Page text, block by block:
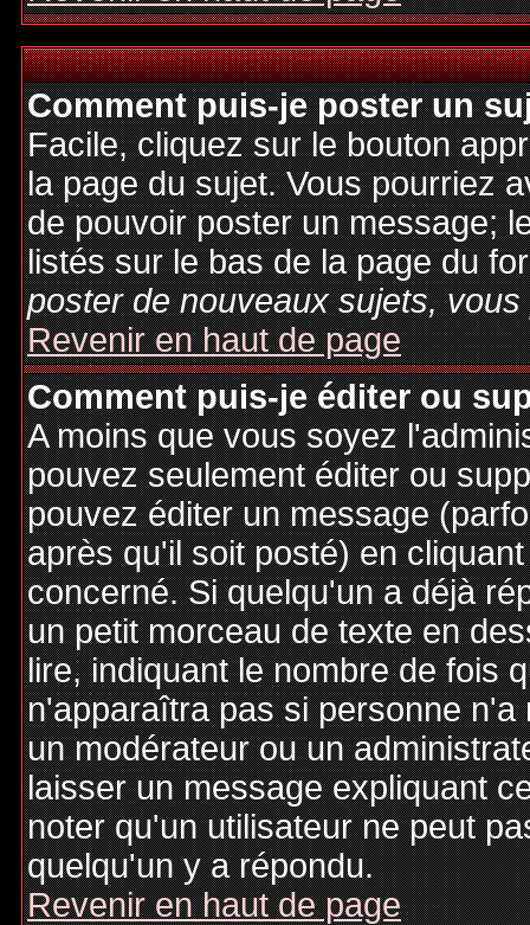
Comment puis-je poster un
Facile, cliquez sur le bouton
la page du sujet. Vous pourriez
de pouvoir poster un message;
listés sur le bas de la page du
poster de nouveaux sujets,
Revenir en haut de page
Comment puis-je éditer ou
A moins que vous soyez
pouvez seulement éditer ou
pouvez éditer un message
après qu'il soit posté) en
concerné. Si quelqu'un a déjà
un petit morceau de texte en
lire, indiquant le nombre de fois
n'apparaîtra pas si personne
un modérateur ou un
laisser un message expliquant
noter qu'un utilisateur ne peut
quelqu'un y a répondu.
Revenir en haut de page